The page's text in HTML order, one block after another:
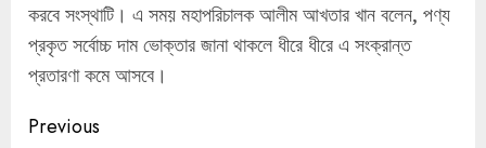
করবে সংস্থাটি। এ সময় মহাপরিচালক আলীম আখতার খান বলেন, পণ্য
প্রকৃত সর্বোচ্চ দাম ভোক্তার জানা থাকলে ধীরে ধীরে এ সংক্রান্ত
প্রতারণা কমে আসবে।
Continue
Previous